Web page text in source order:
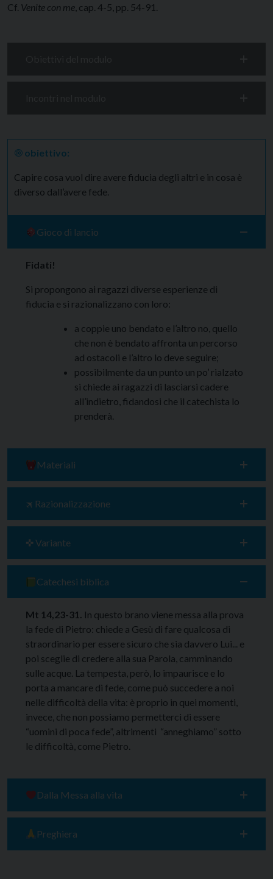
Cf. Venite con me , cap. 4-5, pp. 54-91.
🞋 obiettivo:
Capire cosa vuol dire avere fiducia degli altri e in cosa è
diverso dall’avere fede.
Gioco di lancio
Fidati!
Si propongono ai ragazzi diverse esperienze di
fiducia e si razionalizzano con loro:
a coppie uno bendato e l’altro no, quello
che non è bendato affronta un percorso
ad ostacoli e l’altro lo deve seguire;
possibilmente da un punto un po’ rialzato
si chiede ai ragazzi di lasciarsi cadere
all’indietro, fidandosi che il catechista lo
prenderà.
Materiali
🛪 Razionalizzazione
✜ Variante
Catechesi biblica
Mt 14,23-31. In questo brano viene messa alla prova
la fede di Pietro: chiede a Gesù di fare qualcosa di
straordinario per essere sicuro che sia davvero Lui... e
poi sceglie di credere alla sua Parola, camminando
sulle acque. La tempesta, però, lo impaurisce e lo
porta a mancare di fede, come può succedere a noi
nelle difficoltà della vita: è proprio in quei momenti,
invece, che non possiamo permetterci di essere
“uomini di poca fede”, altrimenti “anneghiamo” sotto
le difficoltà, come Pietro.
Dalla Messa alla vita
Preghiera